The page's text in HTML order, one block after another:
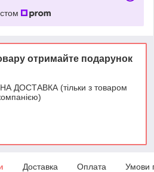
отримайте подарунок
ДОСТАВКА (тільки з товаром
Доставка Оплата Умови